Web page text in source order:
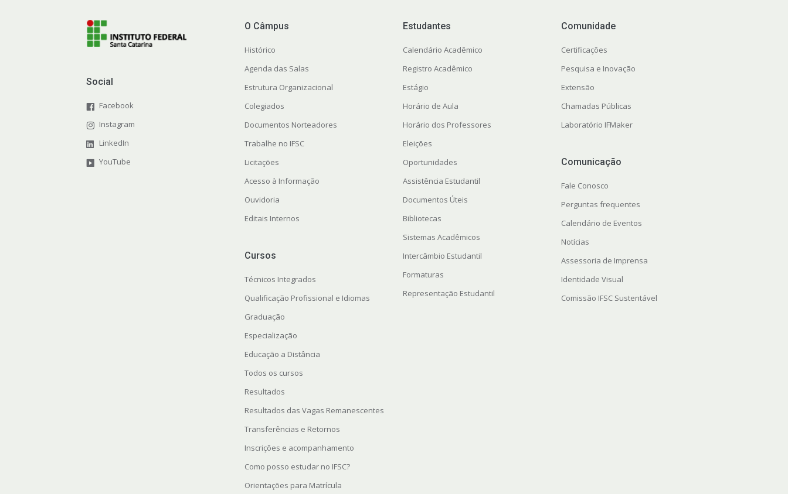
Social
Facebook
Instagram
LinkedIn
YouTube
O Câmpus
Histórico
Agenda das Salas
Estrutura Organizacional
Colegiados
Documentos Norteadores
Trabalhe no IFSC
Licitações
Acesso à Informação
Ouvidoria
Editais Internos
Cursos
Técnicos Integrados
Qualificação Profissional e Idiomas
Graduação
Especialização
Educação a Distância
Todos os cursos
Resultados
Resultados das Vagas Remanescentes
Transferências e Retornos
Inscrições e acompanhamento
Como posso estudar no IFSC?
Orientações para Matrícula
Estudantes
Calendário Acadêmico
Registro Acadêmico
Estágio
Horário de Aula
Horário dos Professores
Eleições
Oportunidades
Assistência Estudantil
Documentos Úteis
Bibliotecas
Sistemas Acadêmicos
Intercâmbio Estudantil
Formaturas
Representação Estudantil
Comunidade
Certificações
Pesquisa e Inovação
Extensão
Chamadas Públicas
Laboratório IFMaker
Comunicação
Fale Conosco
Perguntas frequentes
Calendário de Eventos
Notícias
Assessoria de Imprensa
Identidade Visual
Comissão IFSC Sustentável